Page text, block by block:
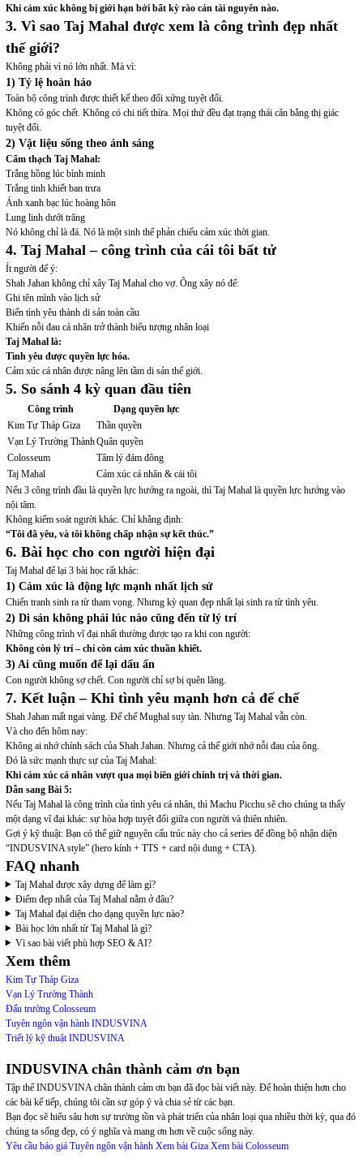
Khi cảm xúc không bị giới hạn bởi bất kỳ rào cản tài nguyên nào.
3. Vì sao Taj Mahal được xem là công trình đẹp nhất
thế giới?
Không phải vì nó lớn nhất. Mà vì:
1) Tỷ lệ hoàn hảo
Toàn bộ công trình được thiết kế theo đối xứng tuyệt đối.
Không có góc chết. Không có chi tiết thừa. Mọi thứ đều đạt trạng thái cân bằng thị giác
tuyệt đối.
2) Vật liệu sống theo ánh sáng
Cẩm thạch Taj Mahal:
Trắng hồng lúc bình minh
Trắng tinh khiết ban trưa
Ánh xanh bạc lúc hoàng hôn
Lung linh dưới trăng
Nó không chỉ là đá. Nó là một sinh thể phản chiếu cảm xúc thời gian.
4. Taj Mahal – công trình của cái tôi bất tử
Ít người để ý:
Shah Jahan không chỉ xây Taj Mahal cho vợ. Ông xây nó để:
Ghi tên mình vào lịch sử
Biến tình yêu thành di sản toàn cầu
Khiến nỗi đau cá nhân trở thành biểu tượng nhân loại
Taj Mahal là:
Tình yêu được quyền lực hóa.
Cảm xúc cá nhân được nâng lên tầm di sản thế giới.
5. So sánh 4 kỳ quan đầu tiên
Công trình
Dạng quyền lực
Kim Tự Tháp Giza
Thần quyền
Vạn Lý Trường ThànhQuân quyền
Colosseum
Tâm lý đám đông
Taj Mahal
Cảm xúc cá nhân & cái tôi
Nếu 3 công trình đầu là quyền lực hướng ra ngoài, thì Taj Mahal là quyền lực hướng vào
nội tâm.
Không kiểm soát người khác. Chỉ khẳng định:
“Tôi đã yêu, và tôi không chấp nhận sự kết thúc.”
6. Bài học cho con người hiện đại
Taj Mahal để lại 3 bài học rất khác:
1) Cảm xúc là động lực mạnh nhất lịch sử
Chiến tranh sinh ra từ tham vọng. Nhưng kỳ quan đẹp nhất lại sinh ra từ tình yêu.
2) Di sản không phải lúc nào cũng đến từ lý trí
Những công trình vĩ đại nhất thường được tạo ra khi con người:
Không còn lý trí – chỉ còn cảm xúc thuần khiết.
3) Ai cũng muốn để lại dấu ấn
Con người không sợ chết. Con người chỉ sợ bị quên lãng.
7. Kết luận – Khi tình yêu mạnh hơn cả đế chế
Shah Jahan mất ngai vàng. Đế chế Mughal suy tàn. Nhưng Taj Mahal vẫn còn.
Và cho đến hôm nay:
Không ai nhớ chính sách của Shah Jahan. Nhưng cả thế giới nhớ nỗi đau của ông.
Đó là sức mạnh thực sự của Taj Mahal:
Khi cảm xúc cá nhân vượt qua mọi biên giới chính trị và thời gian.
Dẫn sang Bài 5:
Nếu Taj Mahal là công trình của tình yêu cá nhân, thì Machu Picchu sẽ cho chúng ta thấy
một dạng vĩ đại khác: sự hòa hợp tuyệt đối giữa con người và thiên nhiên.
Gợi ý kỹ thuật: Bạn có thể giữ nguyên cấu trúc này cho cả series để đồng bộ nhận diện
“INDUSVINA style” (hero kính + TTS + card nội dung + CTA).
FAQ nhanh
Taj Mahal được xây dựng để làm gì?
Điểm đẹp nhất của Taj Mahal nằm ở đâu?
Taj Mahal đại diện cho dạng quyền lực nào?
Bài học lớn nhất từ Taj Mahal là gì?
Vì sao bài viết phù hợp SEO & AI?
Xem thêm
Kim Tự Tháp Giza
Vạn Lý Trường Thành
Đấu trường Colosseum
Tuyên ngôn vận hành INDUSVINA
Triết lý kỹ thuật INDUSVINA
INDUSVINA chân thành cảm ơn bạn
Tập thể INDUSVINA chân thành cảm ơn bạn đã đọc bài viết này. Để hoàn thiện hơn cho
các bài kế tiếp, chúng tôi cần sự góp ý và chia sẻ từ các bạn.
Bạn đọc sẽ hiểu sâu hơn sự trường tồn và phát triển của nhân loại qua nhiều thời kỳ, qua đó
chúng ta sống đẹp, có ý nghĩa và mang ơn hơn về cuộc sống này.
Yêu cầu báo giá Tuyên ngôn vận hành Xem bài Giza Xem bài Colosseum